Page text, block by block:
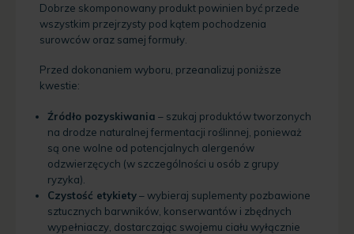
Dobrze skomponowany produkt powinien być przede
wszystkim przejrzysty pod kątem pochodzenia
surowców oraz samej formuły.
Przed dokonaniem wyboru, przeanalizuj poniższe
kwestie:
Źródło pozyskiwania – szukaj produktów tworzonych
na drodze naturalnej fermentacji roślinnej, ponieważ
są one wolne od potencjalnych alergenów
odzwierzęcych (w szczególności u osób z grupy
ryzyka).
Czystość etykiety– wybieraj suplementy pozbawione
sztucznych barwników, konserwantów i zbędnych
wypełniaczy, dostarczając swojemu ciału wyłącznie